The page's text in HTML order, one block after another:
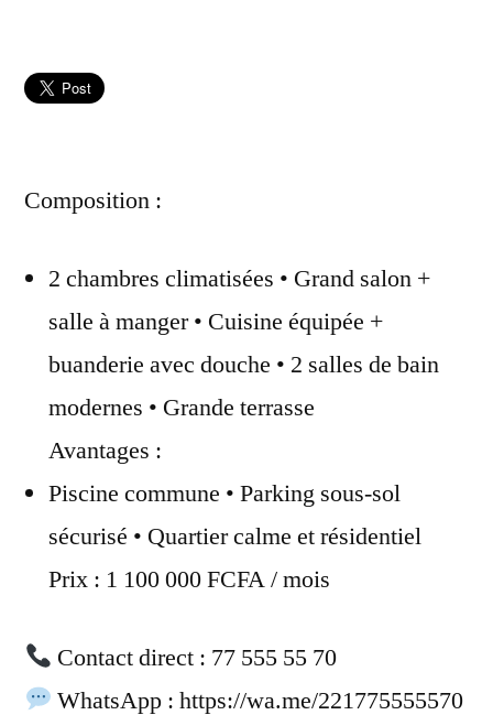
Composition :
2 chambres climatisées • Grand salon +
salle à manger • Cuisine équipée +
buanderie avec douche • 2 salles de bain
modernes • Grande terrasse
Avantages :
Piscine commune • Parking sous-sol
sécurisé • Quartier calme et résidentiel
Prix : 1 100 000 FCFA / mois
Contact direct : 77 555 55 70
WhatsApp : https://wa.me/221775555570